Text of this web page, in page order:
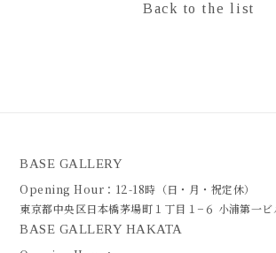
Back to the list
BASE GALLERY
Opening Hour：12-18時（日・月・祝定休）
東京都中央区日本橋茅場町１丁目１−６ 小浦第一
BASE GALLERY HAKATA